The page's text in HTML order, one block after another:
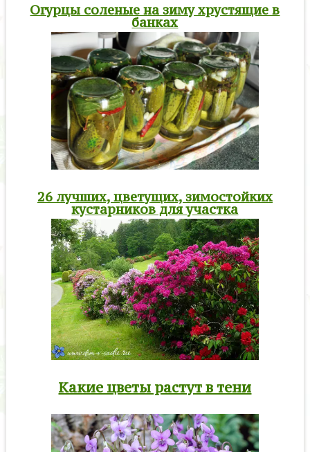
Огурцы соленые на зиму хрустящие в
банках
26 лучших, цветущих, зимостойких
кустарников для участка
Какие цветы растут в тени